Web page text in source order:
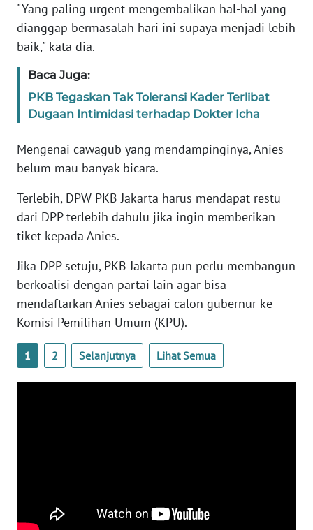
"Yang paling urgent mengembalikan hal-hal yang
dianggap bermasalah hari ini supaya menjadi lebih
baik," kata dia.
Baca Juga:
PKB Tegaskan Tak Toleransi Kader Terlibat
Dugaan Intimidasi terhadap Dokter Icha
Mengenai cawagub yang mendampinginya, Anies
belum mau banyak bicara.
Terlebih, DPW PKB Jakarta harus mendapat restu
dari DPP terlebih dahulu jika ingin memberikan
tiket kepada Anies.
Jika DPP setuju, PKB Jakarta pun perlu membangun
berkoalisi dengan partai lain agar bisa
mendaftarkan Anies sebagai calon gubernur ke
Komisi Pemilihan Umum (KPU).
1 2 Selanjutnya Lihat Semua
Wahana
News
Regional
WN
WN
JABAR
WN
BANTEN
WN
KEPRI
WN